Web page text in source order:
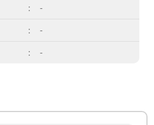
:
-
:
-
: -